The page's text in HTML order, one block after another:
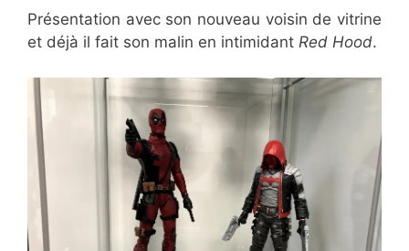
Présentation avec son nouveau voisin de vitrine
et déjà il fait son malin en intimidant Red Hood.